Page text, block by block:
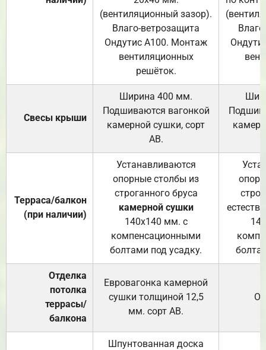
(вентиляционный зазор).
Влаго-ветрозащита
Ондутис А100. Монтаж
вентиляционных
решёток.
Свесы крыши
Ширина 400 мм.
Подшиваются вагонкой
камерной сушки, сорт
АВ.
Терраса/балкон
(при наличии)
Устанавливаются
опорные столбы из
строганного бруса
камерной сушки
140х140 мм. с
компенсационными
болтами под усадку.
Отделка
потолка
террасы/
балкона
Евровагонка камерной
сушки толщиной 12,5
мм. сорт АВ.
Шпунтованная доска